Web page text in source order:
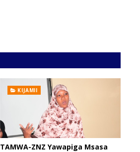
KIJAMII
TAMWA-ZNZ Yawapiga Msasa